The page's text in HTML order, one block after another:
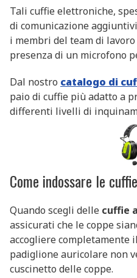
Tali cuffie elettroniche,
di comunicazione
i membri del team di
presenza di un microfono
Dal nostro catalogo di
paio di cuffie più adatto a
differenti livelli di
Come indossare le
Quando scegli delle cuffie
assicurati che le coppe
accogliere completamente
padiglione auricolare non
cuscinetto delle coppe.